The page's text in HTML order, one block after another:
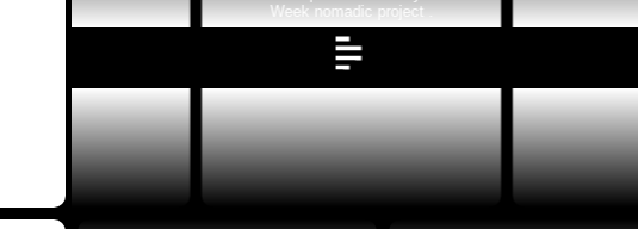
Week nomadic project .